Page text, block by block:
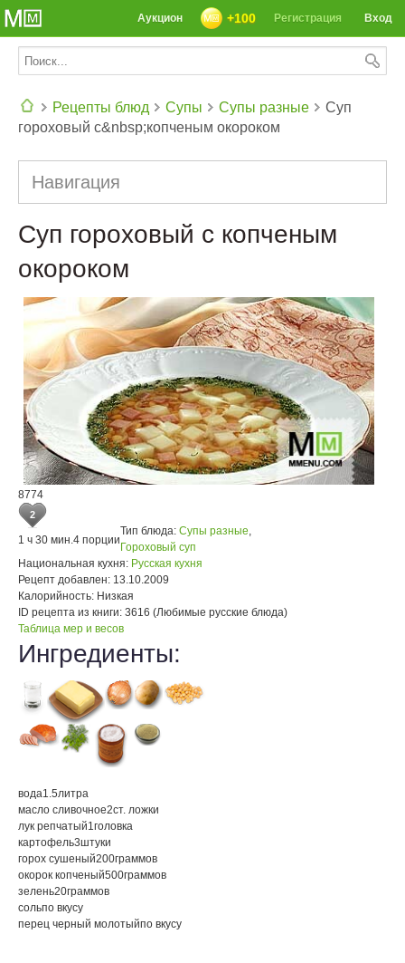
Вход
Регистрация
+100
Аукцион
Рецепты блюд Супы Супы разные
Суп
гороховый с&nbsp;копченым окороком
Навигация
Суп гороховый с копченым
окороком
8774
2
1 ч 30 мин.4 порции
Тип блюда: Супы разные,
Гороховый суп
Национальная кухня: Русская кухня
Рецепт добавлен: 13.10.2009
Калорийность: Низкая
ID рецепта из книги: 3616 (Любимые русские блюда)
Таблица мер и весов
Ингредиенты:
вода1.5литра
масло сливочное2ст. ложки
лук репчатый1головка
картофель3штуки
горох сушеный200граммов
окорок копченый500граммов
зелень20граммов
сольпо вкусу
перец черный молотыйпо вкусу